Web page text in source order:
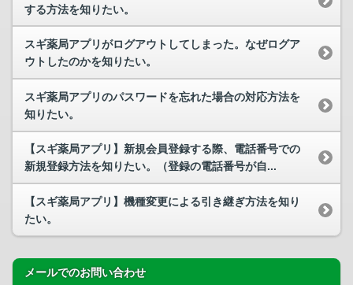
する方法を知りたい。
スギ薬局アプリがログアウトしてしまった。なぜログア
ウトしたのかを知りたい。
スギ薬局アプリのパスワードを忘れた場合の対応方法を
知りたい。
【スギ薬局アプリ】新規会員登録する際、電話番号での
新規登録方法を知りたい。（登録の電話番号が自...
【スギ薬局アプリ】機種変更による引き継ぎ方法を知り
たい。
メールでのお問い合わせ